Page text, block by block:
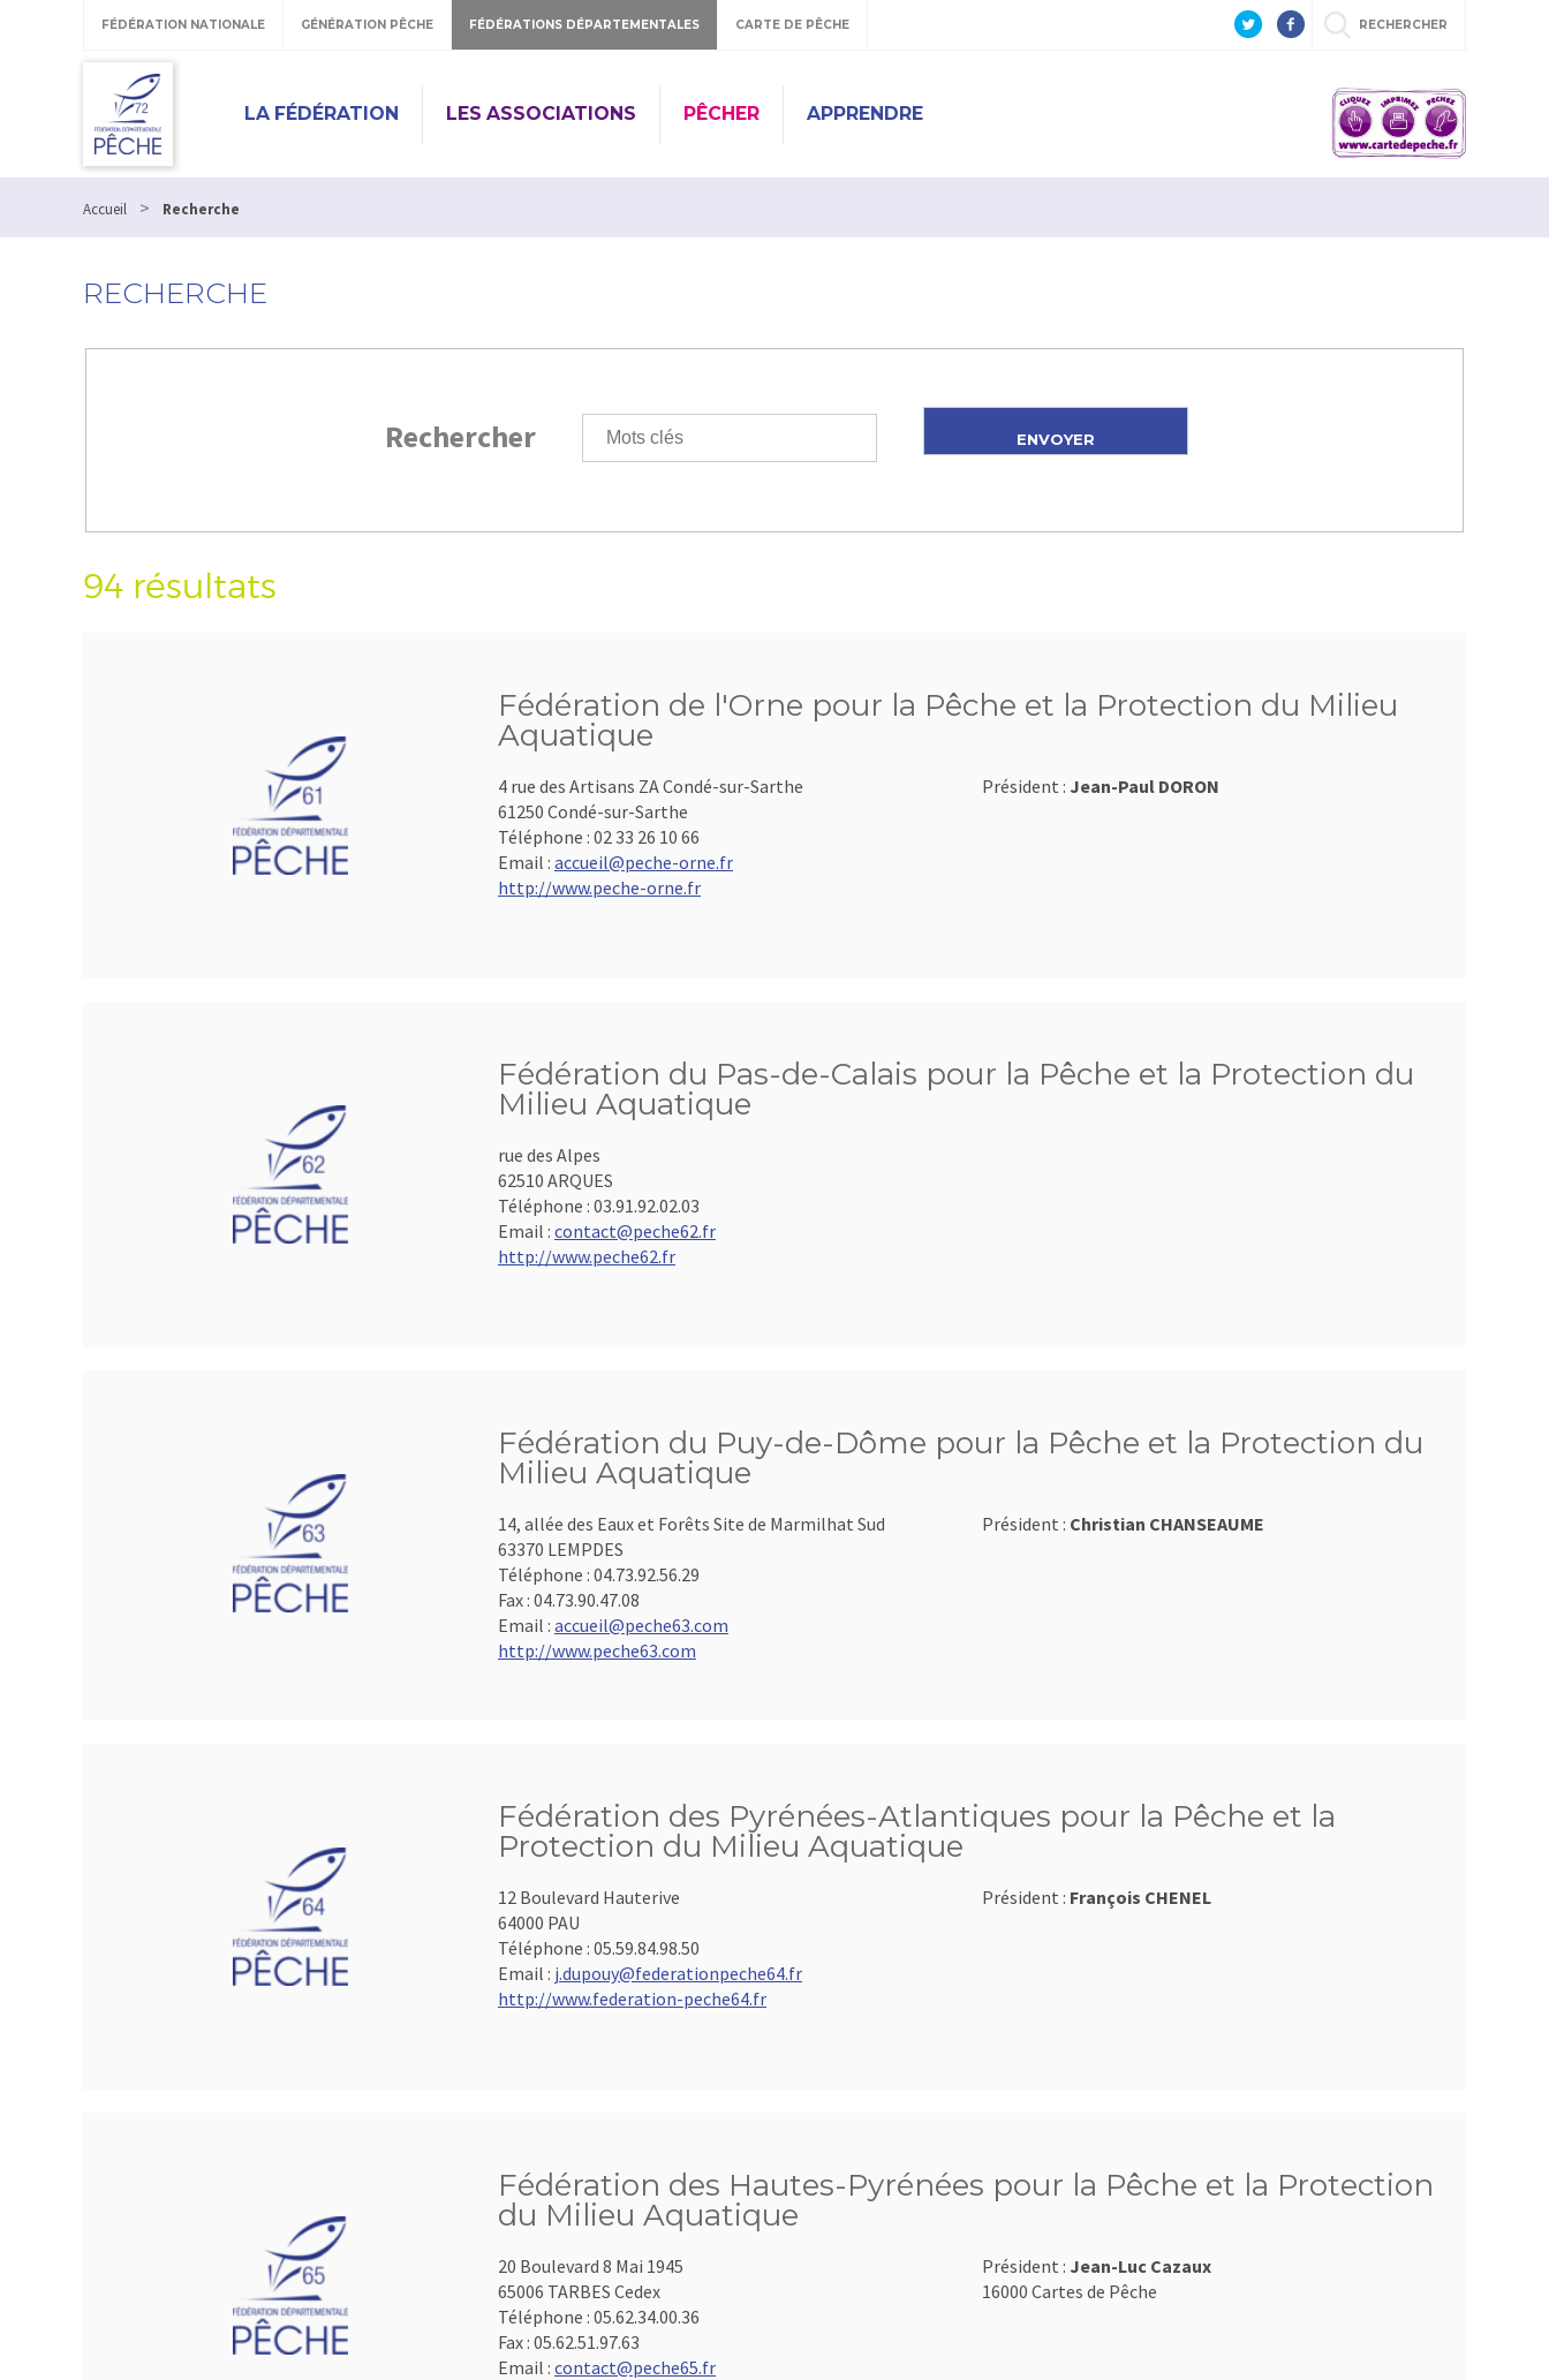
FÉDÉRATION NATIONALE GÉNÉRATION PÊCHE FÉDÉRATIONS DÉPARTEMENTALES CARTE DE PÊCHE RECHERCHER
LA FÉDÉRATION LES ASSOCIATIONS PÊCHER APPRENDRE
Accueil > Recherche
RECHERCHE
Rechercher
94 résultats
Fédération de l'Orne pour la Pêche et la Protection du Milieu
Aquatique
4 rue des Artisans ZA Condé-sur-Sarthe
61250 Condé-sur-Sarthe
Téléphone : 02 33 26 10 66
Email : accueil@peche-orne.fr
http://www.peche-orne.fr
Président : Jean-Paul DORON
Fédération du Pas-de-Calais pour la Pêche et la Protection du
Milieu Aquatique
rue des Alpes
62510 ARQUES
Téléphone : 03.91.92.02.03
Email : contact@peche62.fr
http://www.peche62.fr
Fédération du Puy-de-Dôme pour la Pêche et la Protection du
Milieu Aquatique
14, allée des Eaux et Forêts Site de Marmilhat Sud
63370 LEMPDES
Téléphone : 04.73.92.56.29
Fax : 04.73.90.47.08
Email : accueil@peche63.com
http://www.peche63.com
Président : Christian CHANSEAUME
Fédération des Pyrénées-Atlantiques pour la Pêche et la
Protection du Milieu Aquatique
12 Boulevard Hauterive
64000 PAU
Téléphone : 05.59.84.98.50
Email : j.dupouy@federationpeche64.fr
http://www.federation-peche64.fr
Président : François CHENEL
Fédération des Hautes-Pyrénées pour la Pêche et la Protection
du Milieu Aquatique
20 Boulevard 8 Mai 1945
65006 TARBES Cedex
Téléphone : 05.62.34.00.36
Fax : 05.62.51.97.63
Email : contact@peche65.fr
Président : Jean-Luc Cazaux
16000 Cartes de Pêche